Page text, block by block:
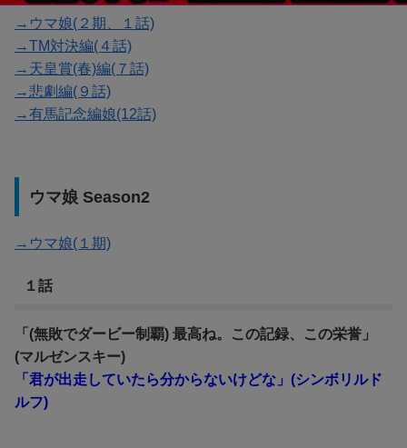
→ウマ娘(２期、１話)
→TM対決編(４話)
→天皇賞(春)編(７話)
→悲劇編(９話)
→有馬記念編娘(12話)
ウマ娘 Season2
→ウマ娘(１期)
１話
「(無敗でダービー制覇) 最高ね。この記録、この栄誉」
(マルゼンスキー)
「君が出走していたら分からないけどな」(シンボリルド
ルフ)